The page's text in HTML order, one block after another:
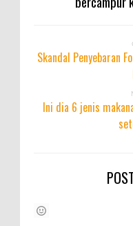
Skandal Penyebaran
Ini dia 6 jenis